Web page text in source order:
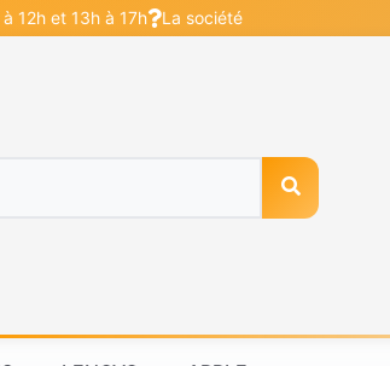
12h et 13h à 17h La société